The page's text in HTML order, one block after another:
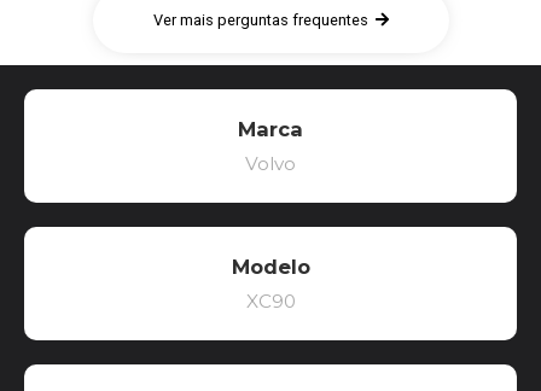
Ver mais perguntas frequentes
Marca
Volvo
Modelo
XC90